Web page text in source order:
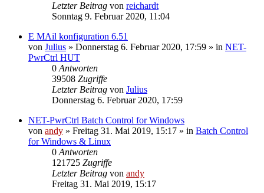
Letzter Beitrag von reichardt
Sonntag 9. Februar 2020, 11:04
E MAil konfiguration 6.51
von Julius » Donnerstag 6. Februar 2020, 17:59 » in NET-
PwrCtrl HUT
0 Antworten
39508 Zugriffe
Letzter Beitrag von Julius
Donnerstag 6. Februar 2020, 17:59
NET-PwrCtrl Batch Control for Windows
von andy » Freitag 31. Mai 2019, 15:17 » in Batch Control
for Windows & Linux
0 Antworten
121725 Zugriffe
Letzter Beitrag von andy
Freitag 31. Mai 2019, 15:17